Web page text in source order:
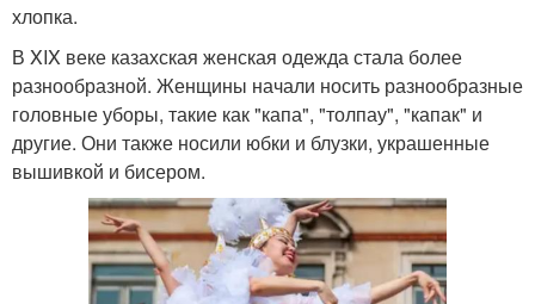
хлопка.
В XIX веке казахская женская одежда стала более
разнообразной. Женщины начали носить разнообразные
головные уборы, такие как "капа", "толпау", "капак" и
другие. Они также носили юбки и блузки, украшенные
вышивкой и бисером.